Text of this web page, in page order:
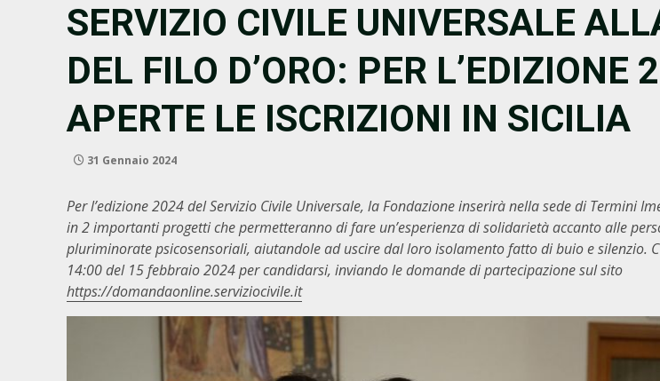
SERVIZIO CIVILE UNIVERSALE
DEL FILO D’ORO: PER L’EDIZIONE
APERTE LE ISCRIZIONI IN SICILIA
31 Gennaio 2024
Per l’edizione 2024 del Servizio Civile Universale, la Fondazione inserirà nella sede di Termini
in 2 importanti progetti che permetteranno di fare un’esperienza di solidarietà accanto alle
pluriminorate psicosensoriali, aiutandole ad uscire dal loro isolamento fatto di buio e silenzio.
14:00 del 15 febbraio 2024 per candidarsi, inviando le domande di partecipazione sul sito
https://domandaonline.serviziocivile.it